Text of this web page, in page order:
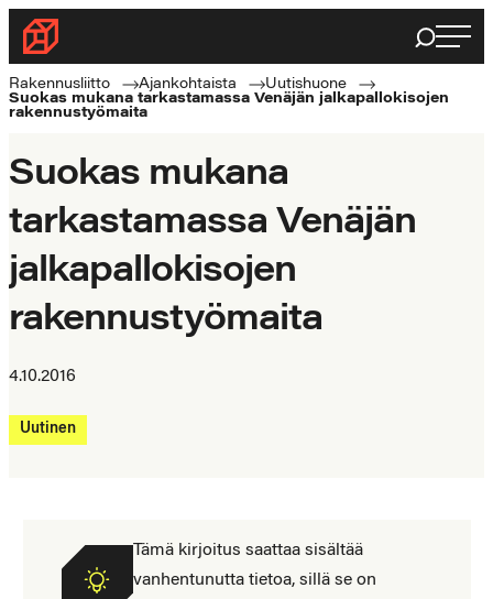
Siirry
suoraan
sisältöön
Rakennusliitto
Rakennusalan
ammattilaisten
Haku
Rakennusliitto Ajankohtaista
Uutishuone
Suokas mukana tarkastamassa Venäjän jalkapallokisojen
rakennustyömaita
Suokas mukana
tarkastamassa Venäjän
jalkapallokisojen
rakennustyömaita
4.10.2016
Uutinen
Tämä kirjoitus saattaa sisältää
vanhentunutta tietoa, sillä se on